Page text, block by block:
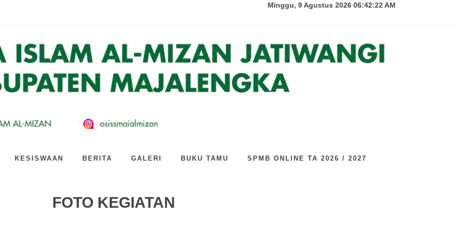
Intip keser...
Dari Yang Lain: Main ...
Jatiwangi Gandeng...
Hari Kedua PLS SM...
Al-Mizan Jatiwangi...
KEREN SMA ISLAM AL-MIZAN...
Minggu, 9 Agustus 2026 06:42:24 AM
KESISWAAN BERITA GALERI BUKU TAMU SPMB ONLINE TA 2026 / 2027
FOTO KEGIATAN